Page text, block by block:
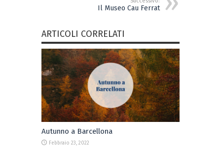
Il Museo Cau Ferrat
ARTICOLI CORRELATI
Autunno a Barcellona
Febbraio 23, 2022